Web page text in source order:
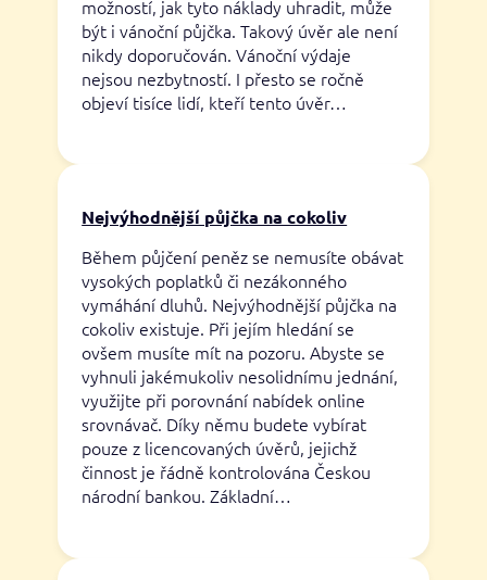
možností, jak tyto náklady uhradit, může
být i vánoční půjčka. Takový úvěr ale není
nikdy doporučován. Vánoční výdaje
nejsou nezbytností. I přesto se ročně
objeví tisíce lidí, kteří tento úvěr…
Nejvýhodnější půjčka na cokoliv
Během půjčení peněz se nemusíte obávat
vysokých poplatků či nezákonného
vymáhání dluhů. Nejvýhodnější půjčka na
cokoliv existuje. Při jejím hledání se
ovšem musíte mít na pozoru. Abyste se
vyhnuli jakémukoliv nesolidnímu jednání,
využijte při porovnání nabídek online
srovnávač. Díky němu budete vybírat
pouze z licencovaných úvěrů, jejichž
činnost je řádně kontrolována Českou
národní bankou. Základní…